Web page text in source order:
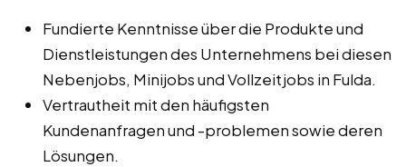
Fundierte Kenntnisse über die Produkte und
Dienstleistungen des Unternehmens bei diesen
Nebenjobs, Minijobs und Vollzeitjobs in Fulda.
Vertrautheit mit den häufigsten
Kundenanfragen und -problemen sowie deren
Lösungen.